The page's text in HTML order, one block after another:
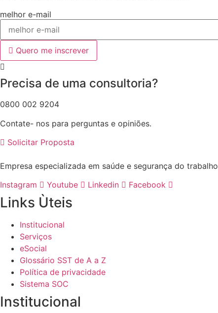
melhor e-mail
Quero me inscrever
Precisa de uma consultoria?
0800 002 9204
Contate- nos para perguntas e opiniões.
Solicitar Proposta
Empresa especializada em saúde e segurança do trabalho
Instagram
Youtube Linkedin Facebook
Links Ùteis
Institucional
Serviços
eSocial
Glossário SST de A a Z
Política de privacidade
Sistema SOC
Institucional